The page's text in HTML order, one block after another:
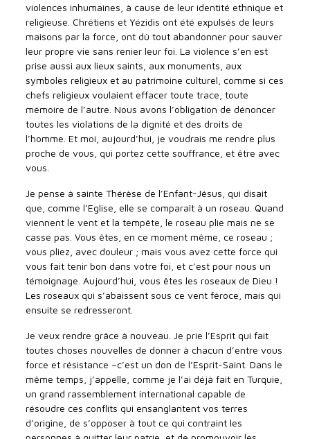
violences inhumaines, à cause de leur identité ethnique et
religieuse. Chrétiens et Yézidis ont été expulsés de leurs
maisons par la force, ont dû tout abandonner pour sauver
leur propre vie sans renier leur foi. La violence s’en est
prise aussi aux lieux saints, aux monuments, aux
symboles religieux et au patrimoine culturel, comme si ces
chefs religieux voulaient effacer toute trace, toute
mémoire de l’autre. Nous avons l’obligation de dénoncer
toutes les violations de la dignité et des droits de
l’homme. Et moi, aujourd’hui, je voudrais me rendre plus
proche de vous, qui portez cette souffrance, et être avec
vous.
Je pense à sainte Thérèse de l’Enfant-Jésus, qui disait
que, comme l’Eglise, elle se comparaît à un roseau. Quand
viennent le vent et la tempête, le roseau plie mais ne se
casse pas. Vous êtes, en ce moment même, ce roseau ;
vous pliez, avec douleur ; mais vous avez cette force qui
vous fait tenir bon dans votre foi, et c’est pour nous un
témoignage. Aujourd’hui, vous êtes les roseaux de Dieu !
Les roseaux qui s’abaissent sous ce vent féroce, mais qui
ensuite se redresseront.
Je veux rendre grâce à nouveau. Je prie l’Esprit qui fait
toutes choses nouvelles de donner à chacun d’entre vous
force et résistance –c’est un don de l’Esprit-Saint. Dans le
même temps, j’appelle, comme je l’ai déjà fait en Turquie,
un grand rassemblement international capable de
résoudre ces conflits qui ensanglantent vos terres
d’origine, de s’opposer à tout ce qui contraint les